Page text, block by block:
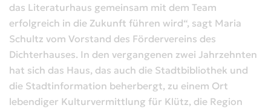
das Literaturhaus gemeinsam mit dem Team
erfolgreich in die Zukunft führen wird“, sagt Maria
Schultz vom Vorstand des Fördervereins des
Dichterhauses. In den vergangenen zwei Jahrzehnten
hat sich das Haus, das auch die Stadtbibliothek und
die Stadtinformation beherbergt, zu einem Ort
lebendiger Kulturvermittlung für Klütz, die Region